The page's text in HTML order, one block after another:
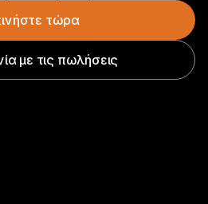
τώρα
με τις πωλήσεις